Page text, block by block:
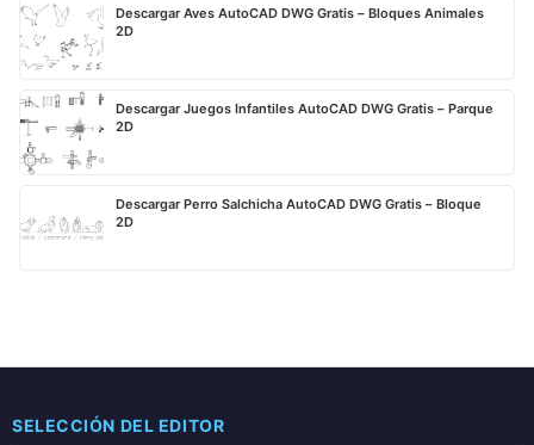
Descargar Aves AutoCAD DWG Gratis – Bloques Animales
2D
Descargar Juegos Infantiles AutoCAD DWG Gratis – Parque
2D
Descargar Perro Salchicha AutoCAD DWG Gratis – Bloque
2D
SELECCIÓN DEL EDITOR